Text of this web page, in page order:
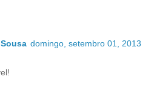
domingo, setembro 01, 2013